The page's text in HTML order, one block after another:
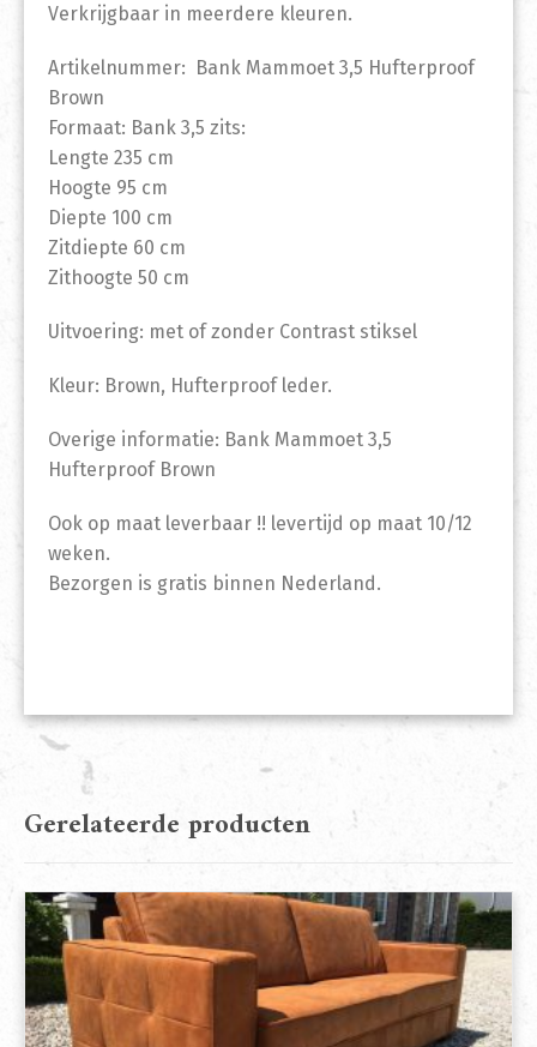
Verkrijgbaar in meerdere kleuren.
Artikelnummer: Bank Mammoet 3,5 Hufterproof
Brown
Formaat: Bank 3,5 zits:
Lengte 235 cm
Hoogte 95 cm
Diepte 100 cm
Zitdiepte 60 cm
Zithoogte 50 cm
Uitvoering: met of zonder Contrast stiksel
Kleur: Brown, Hufterproof leder.
Overige informatie: Bank Mammoet 3,5
Hufterproof Brown
Ook op maat leverbaar !! levertijd op maat 10/12
weken.
Bezorgen is gratis binnen Nederland.
Gerelateerde producten